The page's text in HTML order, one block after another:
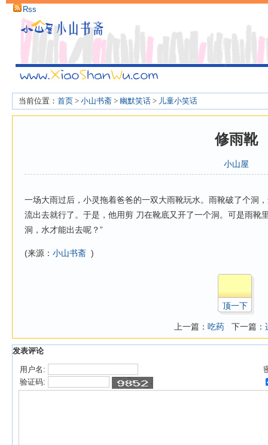
Rss
当前位置： 首页 > 小山书斋 > 幽默笑话 > 儿童小笑话
修雨靴
小山屋
一场大雨过后，小灵拖着爸爸的一双大雨靴玩水。雨靴破了个洞
流出去就行了。于是，他用剪 刀在靴底又开了一个洞。可是雨靴
洞，水才能出去呢？”
(来源： 小山书斋 )
顶一下
上一篇： 吃药 下一篇：
发表评论
用户名:
验证码: